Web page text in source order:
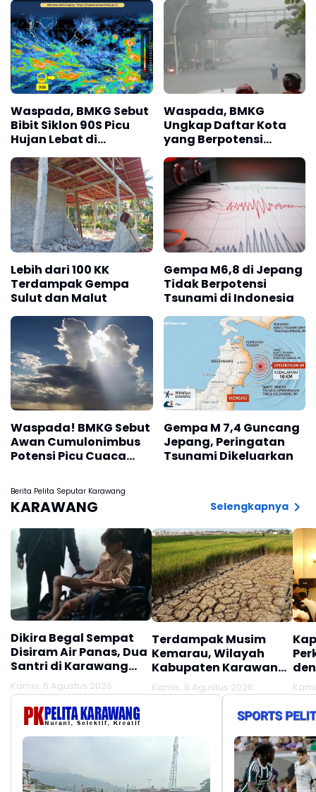
Waspada, BMKG Sebut
Bibit Siklon 90S Picu
Hujan Lebat di
Sejumlah Wilayah 2–8
Maret 2026
Waspada, BMKG
Ungkap Daftar Kota
yang Berpotensi
Diguyur Hujan Petir
Hari Ini
Lebih dari 100 KK
Terdampak Gempa
Sulut dan Malut
Gempa M6,8 di Jepang
Tidak Berpotensi
Tsunami di Indonesia
Waspada! BMKG Sebut
Awan Cumulonimbus
Potensi Picu Cuaca
Agustus 2026
Gempa M 7,4 Guncang
Jepang, Peringatan
Tsunami Dikeluarkan
Berita Pelita Seputar Karawang
KARAWANG Selengkapnya
Dikira Begal Sempat
Disiram Air Panas, Dua
Santri di Karawang
Terluka Akibat Aksi
Oknum Linmas
Kamis, 6 Agustus 2026
Terdampak Musim
Kemarau, Wilayah
Kabupaten Karawang
Kekeringan Makin
Meluas
Kamis, 6 Agustus 2026